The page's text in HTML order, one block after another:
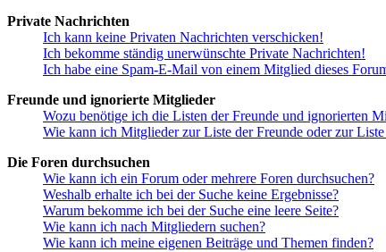
Private Nachrichten
Ich kann keine Privaten Nachrichten verschicken!
Ich bekomme ständig unerwünschte Private Nachrichten!
Ich habe eine Spam-E-Mail von einem Mitglied dieses
Freunde und ignorierte Mitglieder
Wozu benötige ich die Listen der Freunde und ignorierten
Wie kann ich Mitglieder zur Liste der Freunde oder zur
Die Foren durchsuchen
Wie kann ich ein Forum oder mehrere Foren durchsuchen?
Weshalb erhalte ich bei der Suche keine Ergebnisse?
Warum bekomme ich bei der Suche eine leere Seite?
Wie kann ich nach Mitgliedern suchen?
Wie kann ich meine eigenen Beiträge und Themen finden?